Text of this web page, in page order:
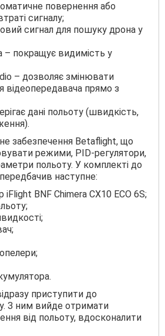
повернення або
сигналу;
сигнал для пошуку дрона у
– покращує видимість у
– дозволяє змінювати
відеопередавача прямо з
дані польоту (швидкість,
забезпечення Betaflight, що
режими, PID-регулятори,
польоту. У комплекті до
наступне:
iFlight BNF Chimera CX10 ECO 6S;
приступити до
З ним вийде отримати
від польоту, вдосконалити